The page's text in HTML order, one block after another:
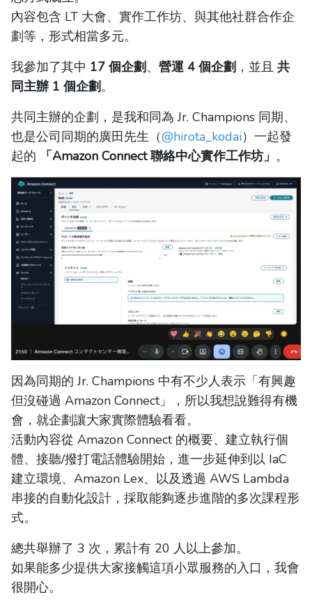
內容包含 LT 大會、實作工作坊、與其他社群合作企
劃等，形式相當多元。
我參加了其中 17 個企劃、 營運 4 個企劃 ，並且 共
同主辦 1 個企劃。
共同主辦的企劃，是我和同為 Jr. Champions 同期、
也是公司同期的廣田先生（@hirota_kodai）一起發
起的
「Amazon Connect 聯絡中心實作工作坊」 。
因為同期的 Jr. Champions 中有不少人表示「有興趣
但沒碰過 Amazon Connect」，所以我想說難得有機
會，就企劃讓大家實際體驗看看。
活動內容從 Amazon Connect 的概要、建立執行個
體、接聽/撥打電話體驗開始，進一步延伸到以 IaC
建立環境、Amazon Lex、以及透過 AWS Lambda
串接的自動化設計，採取能夠逐步進階的多次課程形
式。
總共舉辦了 3 次，累計有 20 人以上參加。
如果能多少提供大家接觸這項小眾服務的入口，我會
很開心。